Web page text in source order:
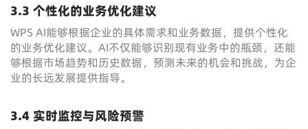
3.3 个性化的业务优化建议
WPS AI能够根据企业的具体需求和业务数据，提供个性化
的业务优化建议。AI不仅能够识别现有业务中的瓶颈，还能
够根据市场趋势和历史数据，预测未来的机会和挑战，为企
业的长远发展提供指导。
3.4 实时监控与风险预警